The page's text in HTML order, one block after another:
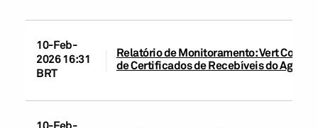
10-Feb-
2026 16:31
BRT
Relatório de Monitoramento: Vert
de Certificados de Recebíveis do
10-Feb-